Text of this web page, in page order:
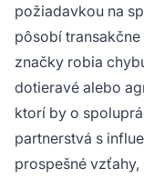
požiadavkou na
pôsobí
značky robia
dotieravé alebo
ktorí by o
partnerstvá s
prospešné